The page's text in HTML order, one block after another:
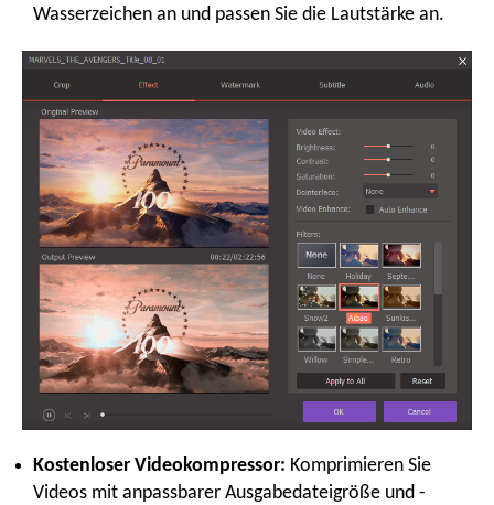
Wasserzeichen an und passen Sie die Lautstärke an.
Kostenloser Videokompressor: Komprimieren Sie
Videos mit anpassbarer Ausgabedateigröße und -